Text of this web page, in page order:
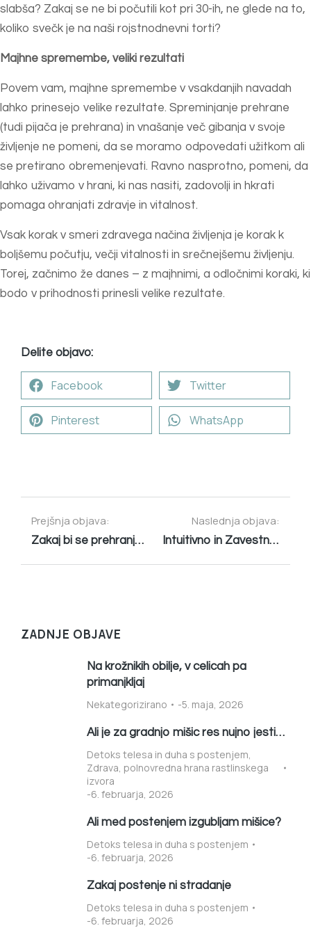
slabša? Zakaj se ne bi počutili kot pri 30-ih, ne glede na to,
koliko svečk je na naši rojstnodnevni torti?
Majhne spremembe, veliki rezultati
Povem vam, majhne spremembe v vsakdanjih navadah
lahko prinesejo velike rezultate. Spreminjanje prehrane
(tudi pijača je prehrana) in vnašanje več gibanja v svoje
življenje ne pomeni, da se moramo odpovedati užitkom ali
se pretirano obremenjevati. Ravno nasprotno, pomeni, da
lahko uživamo v hrani, ki nas nasiti, zadovolji in hkrati
pomaga ohranjati zdravje in vitalnost.
Vsak korak v smeri zdravega načina življenja je korak k
boljšemu počutju, večji vitalnosti in srečnejšemu življenju.
Torej, začnimo že danes – z majhnimi, a odločnimi koraki, ki
bodo v prihodnosti prinesli velike rezultate.
Delite objavo:
Facebook Twitter
Pinterest WhatsApp
Prejšnja objava:
Zakaj bi se prehranjevali polnovredno in rastlinsko?
Naslednja objava:
Intuitivno in Zavestno POSTENJE
ZADNJE OBJAVE
Na krožnikih obilje, v celicah pa
primanjkljaj
Nekategorizirano 5. maja, 2026
Ali je za gradnjo mišic res nujno jesti…
Detoks telesa in duha s postenjem,
Zdrava, polnovredna hrana rastlinskega
izvora
6. februarja, 2026
Ali med postenjem izgubljam mišice?
Detoks telesa in duha s postenjem
6. februarja, 2026
Zakaj postenje ni stradanje
Detoks telesa in duha s postenjem
6. februarja, 2026